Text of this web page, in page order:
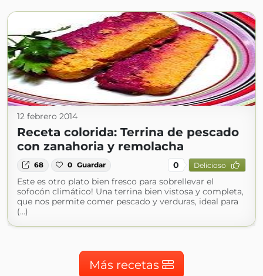
12 febrero 2014
Receta colorida: Terrina de pescado
con zanahoria y remolacha
68 0 Guardar 0 Delicioso
Este es otro plato bien fresco para sobrellevar el
sofocón climático! Una terrina bien vistosa y completa,
que nos permite comer pescado y verduras, ideal para
(...)
Más recetas